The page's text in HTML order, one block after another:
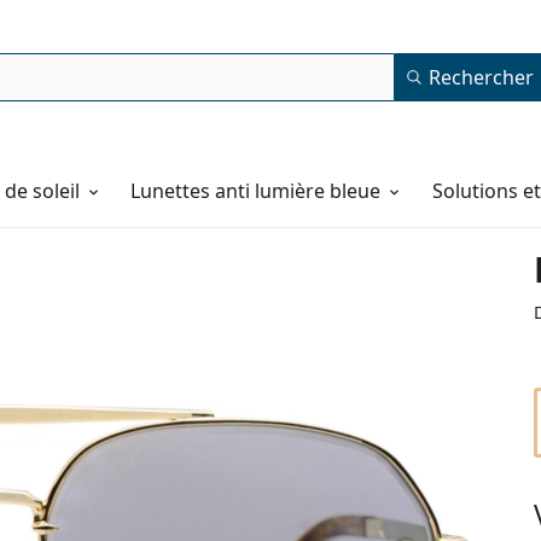
Rechercher
soleil Lunettes anti lumière bleue Solutions